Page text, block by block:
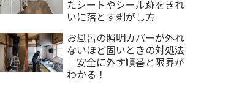
たシートやシール跡をきれ
いに落とす剥がし方
お風呂の照明カバーが外れ
ないほど固いときの対処法
｜安全に外す順番と限界が
わかる！